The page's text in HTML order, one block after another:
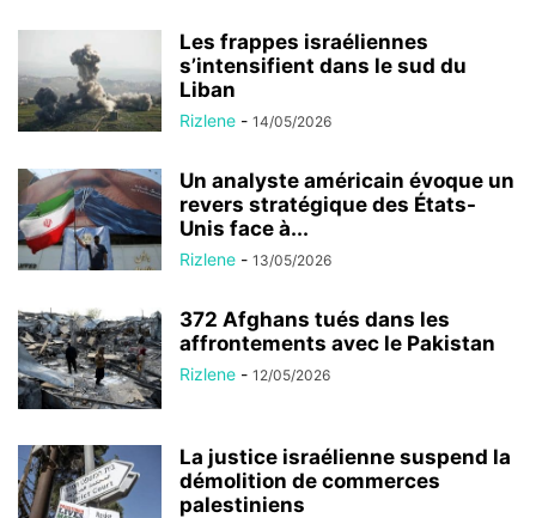
Les frappes israéliennes
s’intensifient dans le sud du
Liban
Rizlene - 14/05/2026
Un analyste américain évoque un
revers stratégique des États-
Unis face à...
Rizlene - 13/05/2026
372 Afghans tués dans les
affrontements avec le Pakistan
Rizlene - 12/05/2026
La justice israélienne suspend la
démolition de commerces
palestiniens